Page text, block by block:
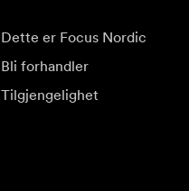
Dette er Focus Nordic
Bli forhandler
Tilgjengelighet